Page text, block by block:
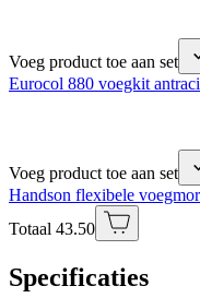
Voeg product toe aan set
Eurocol 880 voegkit
Voeg product toe aan set
Handson flexibele
Totaal 43.50
Specificaties